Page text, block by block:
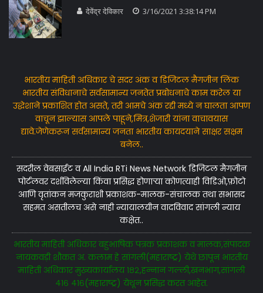
देवेंद्र देविकार 3/16/2021 3:38:14 PM
भारतीय माहिती अधिकार चे सदर अंक व डिजिटल मैगजीन लिंक
भारतीय संविधानाचे सर्वसामान्य जनतेत प्रबोधनाचे काम करेल या
उद्धेशाने प्रकाशित होत असते, तरी आमचे अंक रद्दी मध्ये न घालता आपण
वाचून झाल्यास आपले पाहूने,मित्र,शेजारी यांना वाचावयास
द्यावे.जेणेकरून सर्वसामान्य जनता भारतीय कायदयाने साक्षर सक्षम
बनेल..
सदरील वेबसाईट व All India RTi News Network डिजिटल मैगजीन
पोर्टलवर दर्शविलेल्या किंवा प्रसिद्ध होणाऱ्या कोणत्याही विडिओ,फ़ोटो
आणि वृतांकन मजकुराशी प्रकाशक-मालक-संचालक तथा सभासद
सहमत असतीलच असे नाही न्यायालयीन वादविवाद सांगली न्याय
कक्षेत..
भारतीय माहिती अधिकार बहुभाषिक पत्रक प्रकाशक व मालक,संपादक
नायकवड़ी शौकत अ. कलाम हे सांगली(महाराष्ट्र) येथे छापून भारतीय
माहिती अधिकार मुख्यकार्यालय १८२,हन्नान गल्ली,खनभाग,सांगली
४१६ ४१६(महाराष्ट्र) येथून प्रसिद्ध करत आहेत.